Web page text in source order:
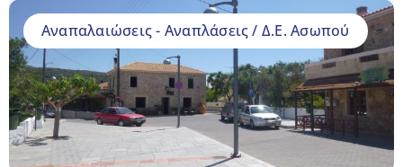
Aναπαλαιώσεις - Αναπλάσεις / Δ.Ε. Ασωπού